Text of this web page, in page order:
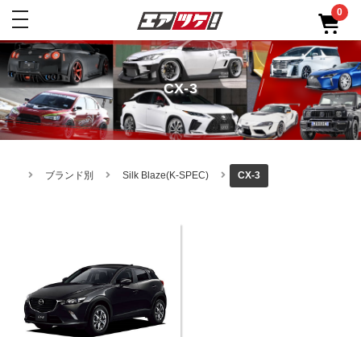
toggle
0
CX-3
ブランド別 Silk Blaze(K-SPEC) CX-3